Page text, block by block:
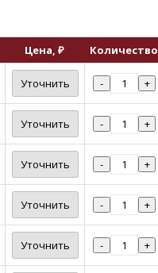
Цена, ₽
Количество
Уточнить - +
Уточнить - +
Уточнить - +
Уточнить - +
Уточнить - +